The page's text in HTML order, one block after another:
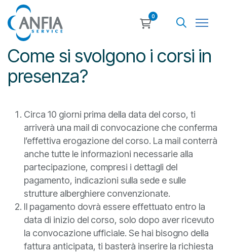
0
Come si svolgono i corsi in
presenza?
Circa 10 giorni prima della data del corso, ti
arriverà una mail di convocazione che conferma
l’effettiva erogazione del corso. La mail conterrà
anche tutte le informazioni necessarie alla
partecipazione, compresi i dettagli del
pagamento, indicazioni sulla sede e sulle
strutture alberghiere convenzionate.
Il pagamento dovrà essere effettuato entro la
data di inizio del corso, solo dopo aver ricevuto
la convocazione ufficiale. Se hai bisogno della
fattura anticipata, ti basterà inserire la richiesta